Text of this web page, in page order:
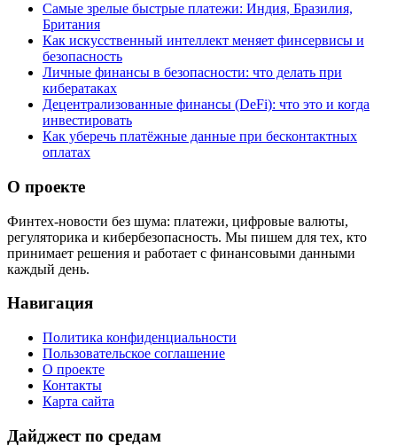
Самые зрелые быстрые платежи: Индия, Бразилия,
Британия
Как искусственный интеллект меняет финсервисы и
безопасность
Личные финансы в безопасности: что делать при
кибератаках
Децентрализованные финансы (DeFi): что это и когда
инвестировать
Как уберечь платёжные данные при бесконтактных
оплатах
О проекте
Финтех-новости без шума: платежи, цифровые валюты,
регуляторика и кибербезопасность. Мы пишем для тех, кто
принимает решения и работает с финансовыми данными
каждый день.
Навигация
Политика конфиденциальности
Пользовательское соглашение
О проекте
Контакты
Карта сайта
Дайджест по средам